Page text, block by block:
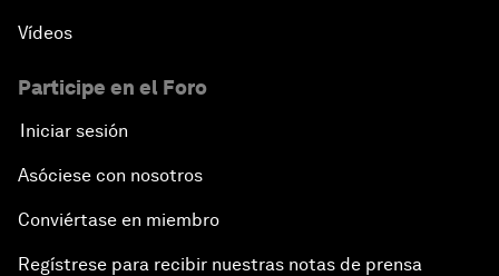
Vídeos
Participe en el Foro
Iniciar sesión
Asóciese con nosotros
Conviértase en miembro
Regístrese para recibir nuestras notas de prensa